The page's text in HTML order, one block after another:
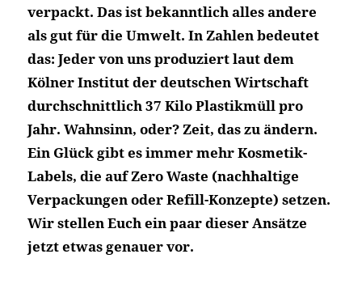
verpackt. Das ist bekanntlich alles andere
als gut für die Umwelt. In Zahlen bedeutet
das: Jeder von uns produziert laut dem
Kölner Institut der deutschen Wirtschaft
durchschnittlich 37 Kilo Plastikmüll pro
Jahr. Wahnsinn, oder? Zeit, das zu ändern.
Ein Glück gibt es immer mehr Kosmetik-
Labels, die auf Zero Waste (nachhaltige
Verpackungen oder Refill-Konzepte) setzen.
Wir stellen Euch ein paar dieser Ansätze
jetzt etwas genauer vor.